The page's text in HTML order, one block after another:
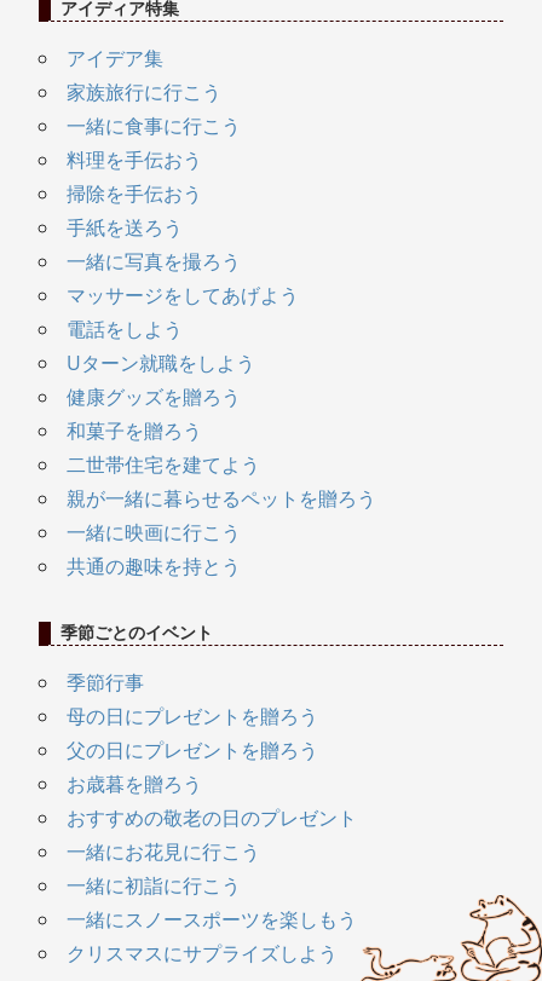
アイディア特集
アイデア集
家族旅行に行こう
一緒に食事に行こう
料理を手伝おう
掃除を手伝おう
手紙を送ろう
一緒に写真を撮ろう
マッサージをしてあげよう
電話をしよう
Uターン就職をしよう
健康グッズを贈ろう
和菓子を贈ろう
二世帯住宅を建てよう
親が一緒に暮らせるペットを贈ろう
一緒に映画に行こう
共通の趣味を持とう
季節ごとのイベント
季節行事
母の日にプレゼントを贈ろう
父の日にプレゼントを贈ろう
お歳暮を贈ろう
おすすめの敬老の日のプレゼント
一緒にお花見に行こう
一緒に初詣に行こう
一緒にスノースポーツを楽しもう
クリスマスにサプライズしよう